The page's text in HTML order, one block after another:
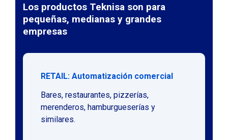
Los productos Teknisa son para
pequeñas, medianas y grandes
empresas
RETAIL: Automatización comercial
Bares, restaurantes, pizzerías,
merenderos, hamburgueserías y
similares.